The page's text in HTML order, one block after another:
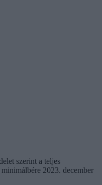
szerint a teljes
2023. december